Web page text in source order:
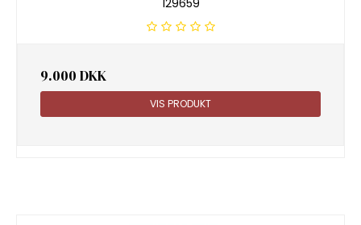
9.000 DKK
VIS PRODUKT